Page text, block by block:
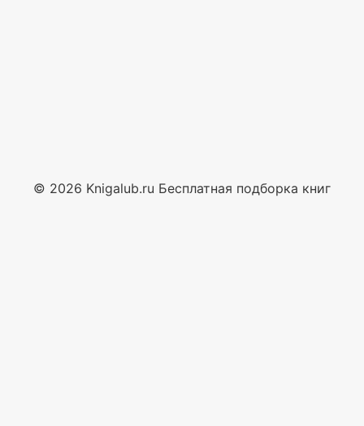
© 2026 Knigalub.ru Бесплатная подборка книг